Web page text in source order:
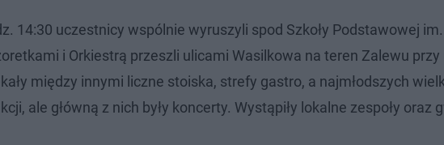
14:30 uczestnicy wspólnie wyruszyli spod Szkoły Podstawowej im.
i Orkiestrą przeszli ulicami Wasilkowa na teren Zalewu przy
między innymi liczne stoiska, strefy gastro, a najmłodszych
ale główną z nich były koncerty. Wystąpiły lokalne zespoły oraz